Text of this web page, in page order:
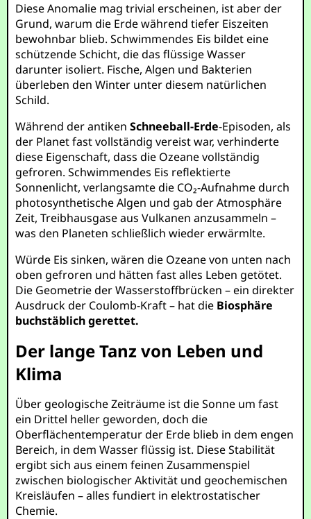
Diese Anomalie mag trivial erscheinen, ist aber der
Grund, warum die Erde während tiefer Eiszeiten
bewohnbar blieb. Schwimmendes Eis bildet eine
schützende Schicht, die das flüssige Wasser
darunter isoliert. Fische, Algen und Bakterien
überleben den Winter unter diesem natürlichen
Schild.
Während der antikenSchneeball-Erde-Episoden, als
der Planet fast vollständig vereist war, verhinderte
diese Eigenschaft, dass die Ozeane vollständig
gefroren. Schwimmendes Eis reflektierte
Sonnenlicht, verlangsamte die CO₂-Aufnahme durch
photosynthetische Algen und gab der Atmosphäre
Zeit, Treibhausgase aus Vulkanen anzusammeln –
was den Planeten schließlich wieder erwärmlte.
Würde Eis sinken, wären die Ozeane von unten nach
oben gefroren und hätten fast alles Leben getötet.
Die Geometrie der Wasserstoffbrücken – ein direkter
Ausdruck der Coulomb-Kraft – hat die Biosphäre
buchstäblich gerettet.
Der lange Tanz von Leben und
Klima
Über geologische Zeiträume ist die Sonne um fast
ein Drittel heller geworden, doch die
Oberflächentemperatur der Erde blieb in dem engen
Bereich, in dem Wasser flüssig ist. Diese Stabilität
ergibt sich aus einem feinen Zusammenspiel
zwischen biologischer Aktivität und geochemischen
Kreisläufen – alles fundiert in elektrostatischer
Chemie.